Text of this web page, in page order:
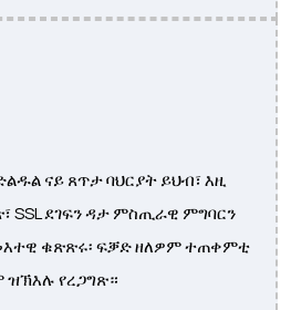
ናይ ጸጥታ ባህርያት ይህብ፣ እዚ
ደገፍን ዳታ ምስጢራዊ ምግባርን
ቁጽጽሩ፡ ፍቓድ ዘለዎም ተጠቀምቲ
ዝኽእሉ የረጋግጽ።